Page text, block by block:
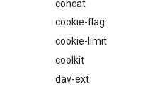
$os_version
concat
cookie-flag
cookie-limit
coolkit
dav-ext